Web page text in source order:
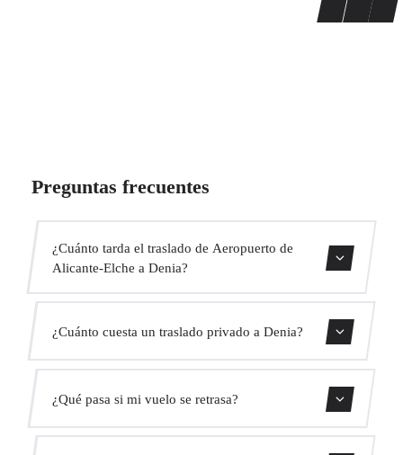
Preguntas frecuentes
¿Cuánto tarda el traslado de Aeropuerto de
Alicante-Elche a Denia?
¿Cuánto cuesta un traslado privado a Denia?
Usa nuestro formulario de reserva para obtener un precio
fijo al instante. Sin cargos ocultos.
¿Qué pasa si mi vuelo se retrasa?